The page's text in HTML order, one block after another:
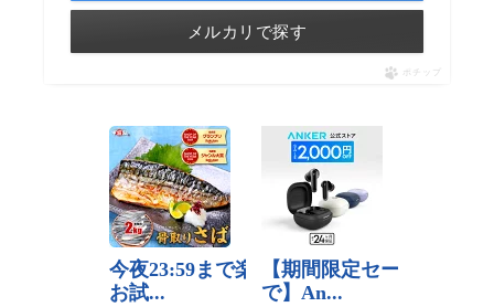
メルカリで探す
ポチップ